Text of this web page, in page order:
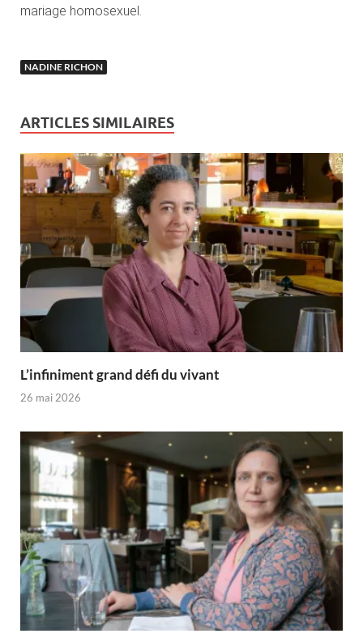
mariage homosexuel.
NADINE RICHON
ARTICLES SIMILAIRES
L’infiniment grand défi du vivant
26 mai 2026